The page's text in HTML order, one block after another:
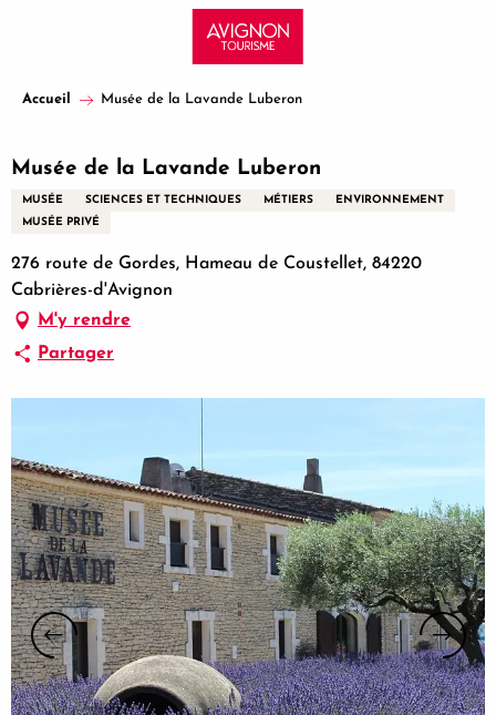
principal
Accueil Musée de la Lavande Luberon
Musée de la Lavande Luberon
MUSÉE SCIENCES ET TECHNIQUES MÉTIERS
ENVIRONNEMENT
MUSÉE PRIVÉ
276 route de Gordes, Hameau de Coustellet, 84220
Cabrières-d'Avignon
M'y rendre
Partager